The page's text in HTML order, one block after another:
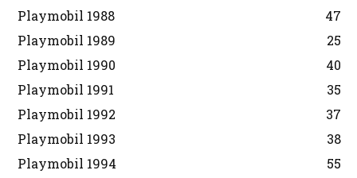
Playmobil 1988
47
Playmobil 1989
25
Playmobil 1990
40
Playmobil 1991
35
Playmobil 1992
37
Playmobil 1993
38
Playmobil 1994
55